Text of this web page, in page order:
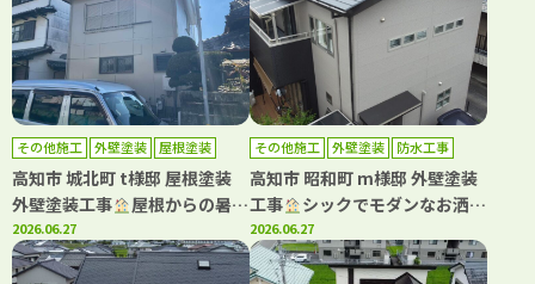
その他施工 外壁塗装 屋根塗装
高知市 城北町 t様邸 屋根塗装
外壁塗装工事
屋根からの暑さ
を軽減！！遮熱塗料で施工しま
した
2026.06.27
その他施工 外壁塗装 防水工事
高知市 昭和町 m様邸 外壁塗装
工事
シックでモダンなお洒落
ツートンはこの組み合わせ
2026.06.27